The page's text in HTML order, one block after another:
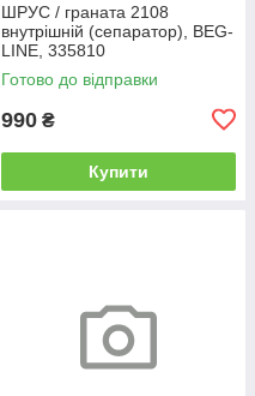
ШРУС / граната 2108
внутрішній (сепаратор), BEG-
LINE, 335810
Готово до відправки
990 ₴
Купити